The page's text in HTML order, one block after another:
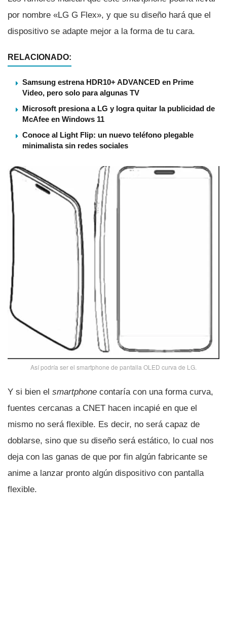
por nombre «LG G Flex», y que su diseño hará que el
dispositivo se adapte mejor a la forma de tu cara.
RELACIONADO:
Samsung estrena HDR10+ ADVANCED en Prime
Video, pero solo para algunas TV
Microsoft presiona a LG y logra quitar la publicidad de
McAfee en Windows 11
Conoce al Light Flip: un nuevo teléfono plegable
minimalista sin redes sociales
Así­ podrí­a ser el smartphone de pantalla OLED curva de LG.
Y si bien el smartphone contarí­a con una forma curva,
fuentes cercanas a CNET hacen incapié en que el
mismo no será flexible. Es decir, no será capaz de
doblarse, sino que su diseño será estático, lo cual nos
deja con las ganas de que por fin algún fabricante se
anime a lanzar pronto algún dispositivo con pantalla
flexible.